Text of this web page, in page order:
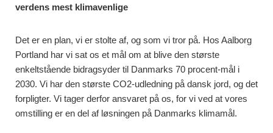
verdens mest klimavenlige
Det er en plan, vi er stolte af, og som vi tror på. Hos Aalborg
Portland har vi sat os et mål om at blive den største
enkeltstående bidragsyder til Danmarks 70 procent-mål i
2030. Vi har den største CO2-udledning på dansk jord, og det
forpligter. Vi tager derfor ansvaret på os, for vi ved at vores
omstilling er en del af løsningen på Danmarks klimamål.